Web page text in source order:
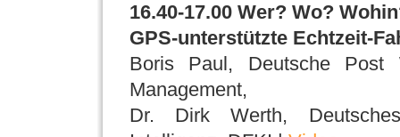
16.40-17.00 Wer? Wo?
GPS-unterstützte Echtzeit-
Boris Paul, Deutsche Post
Management,
Dr. Dirk Werth,